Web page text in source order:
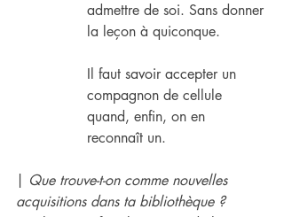
admettre de soi. Sans donner
la leçon à quiconque.
Il faut savoir accepter un
compagnon de cellule
quand, enfin, on en
reconnaît un.
Que trouve-t-on comme nouvelles
acquisitions dans ta bibliothèque ?